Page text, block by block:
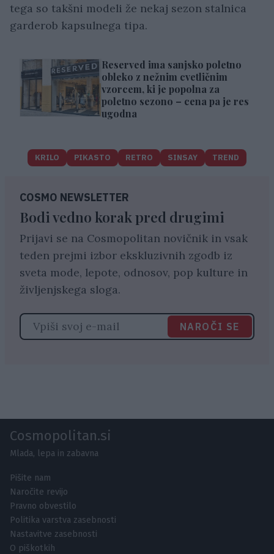
tega so takšni modeli že nekaj sezon stalnica
garderob kapsulnega tipa.
Reserved ima sanjsko poletno
obleko z nežnim cvetličnim
vzorcem, ki je popolna za
poletno sezono – cena pa je res
ugodna
KRILO PIKASTO RETRO SINSAY TREND
COSMO NEWSLETTER
Bodi vedno korak pred drugimi
Prijavi se na Cosmopolitan novičnik in vsak
teden prejmi izbor ekskluzivnih zgodb iz
sveta mode, lepote, odnosov, pop kulture in
življenjskega sloga.
NAROČI SE
Cosmopolitan.si
Mlada, lepa in zabavna
Pišite nam
Naročite revijo
Pravno obvestilo
Politika varstva zasebnosti
Nastavitve zasebnosti
O piškotkih